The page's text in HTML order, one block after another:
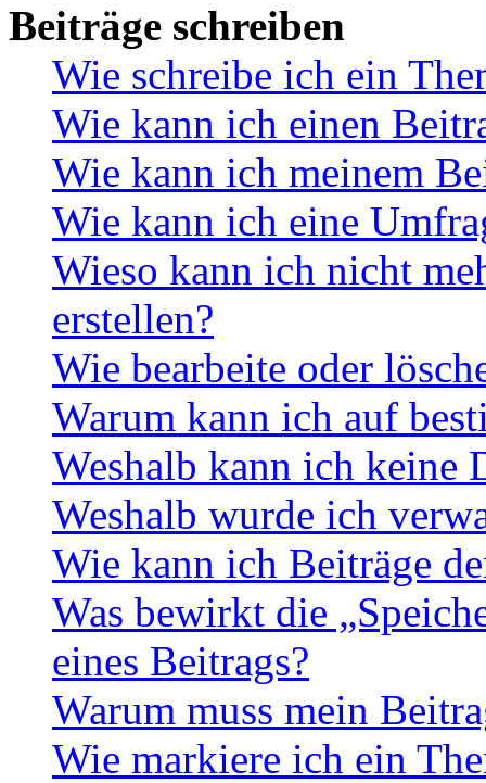
Beiträge schreiben
Wie schreibe ich ein
Wie kann ich einen
Wie kann ich meinem
Wie kann ich eine
Wieso kann ich nicht
erstellen?
Wie bearbeite oder
Warum kann ich auf
Weshalb kann ich keine
Weshalb wurde ich
Wie kann ich Beiträge
Was bewirkt die
eines Beitrags?
Warum muss mein
Wie markiere ich ein